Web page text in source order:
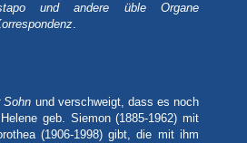
und andere üble Organe
.
Sohn und verschweigt, dass es noch
geb. Siemon (1885-1962) mit
(1906-1998) gibt, die mit ihm